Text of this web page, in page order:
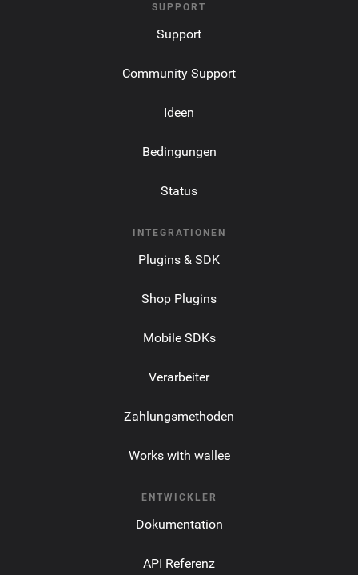
SUPPORT
Support
Community Support
Ideen
Bedingungen
Status
INTEGRATIONEN
Plugins & SDK
Shop Plugins
Mobile SDKs
Verarbeiter
Zahlungsmethoden
Works with wallee
ENTWICKLER
Dokumentation
API Referenz